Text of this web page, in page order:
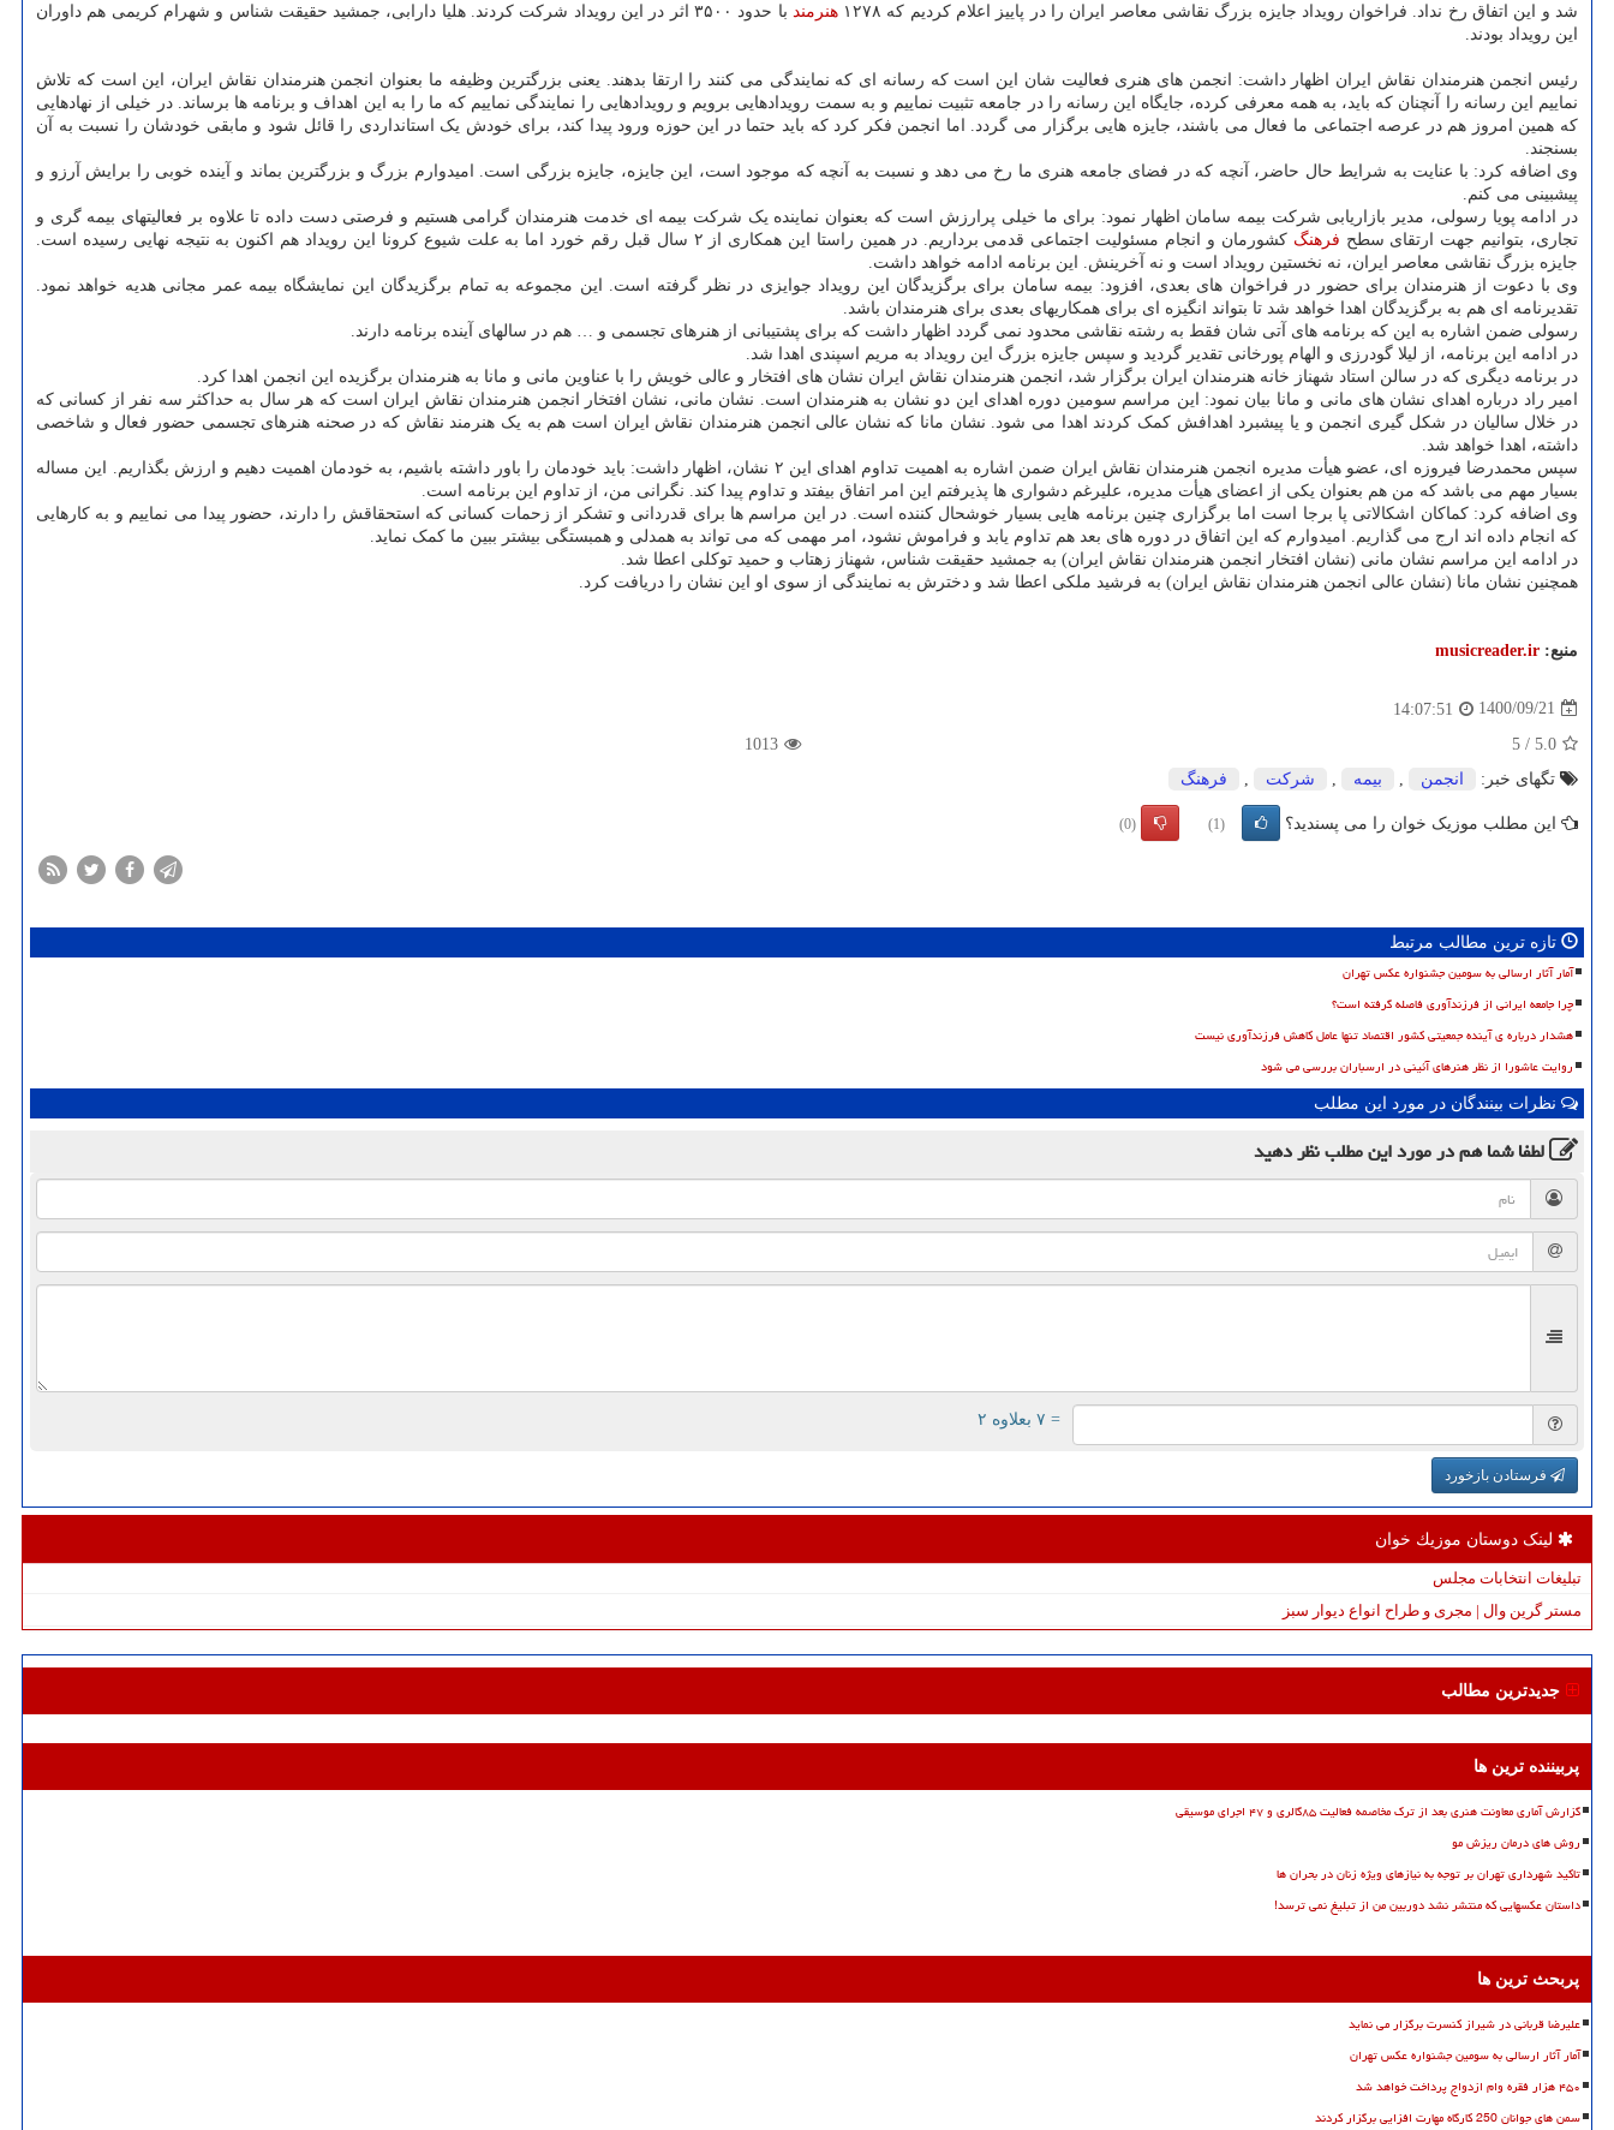
شد و این اتفاق رخ نداد. فراخوان رویداد جایزه بزرگ نقاشی معاصر ایران را در پاییز اعلام کردیم که ۱۲۷۸
هنرمند
با حدود ۳۵۰۰ اثر در این رویداد شرکت کردند. هلیا دارابی، جمشید حقیقت شناس و شهرام کریمی هم داوران
این رویداد بودند.
رئیس انجمن هنرمندان نقاش ایران اظهار داشت: انجمن های هنری فعالیت شان این است که رسانه ای که نمایندگی می کنند را ارتقا بدهند. یعنی بزرگترین وظیفه ما بعنوان انجمن هنرمندان نقاش ایران، این است که تلاش
نماییم این رسانه را آنچنان که باید، به همه معرفی کرده، جایگاه این رسانه را در جامعه تثبیت نماییم و به سمت رویدادهایی برویم و رویدادهایی را نمایندگی نماییم که ما را به این اهداف و برنامه ها برساند. در خیلی از نهادهایی
که همین امروز هم در عرصه اجتماعی ما فعال می باشند، جایزه هایی برگزار می گردد. اما انجمن فکر کرد که باید حتما در این حوزه ورود پیدا کند، برای خودش یک استانداردی را قائل شود و مابقی خودشان را نسبت به آن
بسنجند.
وی اضافه کرد: با عنایت به شرایط حال حاضر، آنچه که در فضای جامعه هنری ما رخ می دهد و نسبت به آنچه که موجود است، این جایزه، جایزه بزرگی است. امیدوارم بزرگ و بزرگترین بماند و آینده خوبی را برایش آرزو و
پیشبینی می کنم.
در ادامه پویا رسولی، مدیر بازاریابی شرکت بیمه سامان اظهار نمود: برای ما خیلی پرارزش است که بعنوان نماینده یک شرکت بیمه ای خدمت هنرمندان گرامی هستیم و فرصتی دست داده تا علاوه بر فعالیتهای بیمه گری و
تجاری، بتوانیم جهت ارتقای سطح فرهنگ
کشورمان و انجام مسئولیت اجتماعی قدمی برداریم. در همین راستا این همکاری از ۲ سال قبل رقم خورد اما به علت شیوع کرونا این رویداد هم اکنون به نتیجه نهایی رسیده است.
جایزه بزرگ نقاشی معاصر ایران، نه نخستین رویداد است و نه آخرینش. این برنامه ادامه خواهد داشت.
وی با دعوت از هنرمندان برای حضور در فراخوان های بعدی، افزود: بیمه سامان برای برگزیدگان این رویداد جوایزی در نظر گرفته است. این مجموعه به تمام برگزیدگان این نمایشگاه بیمه عمر مجانی هدیه خواهد نمود.
تقدیرنامه ای هم به برگزیدگان اهدا خواهد شد تا بتواند انگیزه ای برای همکاریهای بعدی برای هنرمندان باشد.
رسولی ضمن اشاره به این که برنامه های آتی شان فقط به رشته نقاشی محدود نمی گردد اظهار داشت که برای پشتیبانی از هنرهای تجسمی و … هم در سالهای آینده برنامه دارند.
در ادامه این برنامه، از لیلا گودرزی و الهام پورخانی تقدیر گردید و سپس جایزه بزرگ این رویداد به مریم اسپندی اهدا شد.
در برنامه دیگری که در سالن استاد شهناز خانه هنرمندان ایران برگزار شد، انجمن هنرمندان نقاش ایران نشان های افتخار و عالی خویش را با عناوین مانی و مانا به هنرمندان برگزیده این انجمن اهدا کرد.
امیر راد درباره اهدای نشان های مانی و مانا بیان نمود: این مراسم سومین دوره اهدای این دو نشان به هنرمندان است. نشان مانی، نشان افتخار انجمن هنرمندان نقاش ایران است که هر سال به حداکثر سه نفر از کسانی که
در خلال سالیان در شکل گیری انجمن و یا پیشبرد اهدافش کمک کردند اهدا می شود. نشان مانا که نشان عالی انجمن هنرمندان نقاش ایران است هم به یک هنرمند نقاش که در صحنه هنرهای تجسمی حضور فعال و شاخصی
داشته، اهدا خواهد شد.
سپس محمدرضا فیروزه ای، عضو هیأت مدیره انجمن هنرمندان نقاش ایران ضمن اشاره به اهمیت تداوم اهدای این ۲ نشان، اظهار داشت: باید خودمان را باور داشته باشیم، به خودمان اهمیت دهیم و ارزش بگذاریم. این مساله
بسیار مهم می باشد که من هم بعنوان یکی از اعضای هیأت مدیره، علیرغم دشواری ها پذیرفتم این امر اتفاق بیفتد و تداوم پیدا کند. نگرانی من، از تداوم این برنامه است.
وی اضافه کرد: کماکان اشکالاتی پا برجا است اما برگزاری چنین برنامه هایی بسیار خوشحال کننده است. در این مراسم ها برای قدردانی و تشکر از زحمات کسانی که استحقاقش را دارند، حضور پیدا می نماییم و به کارهایی
که انجام داده اند ارج می گذاریم. امیدوارم که این اتفاق در دوره های بعد هم تداوم یابد و فراموش نشود، امر مهمی که می تواند به همدلی و همبستگی بیشتر ببین ما کمک نماید.
در ادامه این مراسم نشان مانی (نشان افتخار انجمن هنرمندان نقاش ایران) به جمشید حقیقت شناس، شهناز زهتاب و حمید توکلی اعطا شد.
همچنین نشان مانا (نشان عالی انجمن هنرمندان نقاش ایران) به فرشید ملکی اعطا شد و دخترش به نمایندگی از سوی او این نشان را دریافت کرد.
منبع: musicreader.ir
1400/09/21
14:07:51
5.0
/
5
1013
تگهای خبر:
انجمن , بیمه , شركت , فرهنگ
این مطلب موزیک خوان را می پسندید؟ (1)
(0)
تازه ترین مطالب مرتبط
آمار آثار ارسالی به سومین جشنواره عکس تهران
چرا جامعه ایرانی از فرزندآوری فاصله گرفته است؟
هشدار درباره ی آینده جمعیتی کشور اقتصاد تنها عامل کاهش فرزندآوری نیست
روایت عاشورا از نظر هنرهای آئینی در ارسباران بررسی می شود
نظرات بینندگان در مورد این مطلب
لطفا شما همدر مورد این مطلبنظر دهید
= ۷ بعلاوه ۲
فرستادن بازخورد
لینک دوستان موزیك خوان
تبلیغات انتخابات مجلس
مستر گرین وال | مجری و طراح انواع دیوار سبز
جدیدترین مطالب
پربیننده ترین ها
گزارش آماری معاونت هنری بعد از ترک مخاصمه فعالیت ۸۵گالری و ۴۷ اجرای موسیقی
روش های درمان ریزش مو
تاکید شهرداری تهران بر توجه به نیازهای ویژه زنان در بحران ها
داستان عکسهایی که منتشر نشد دوربین من از تبلیغ نمی ترسد!
پربحث ترین ها
علیرضا قربانی در شیراز کنسرت برگزار می نماید
آمار آثار ارسالی به سومین جشنواره عکس تهران
۴۵۰ هزار فقره وام ازدواج پرداخت خواهد شد
سمن های جوانان 250 کارگاه مهارت افزایی برگزار کردند